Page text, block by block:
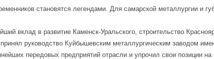
становятся легендами. Для самарской металлургии и
вклад в развитие Каменск-Уральского, строительство
руководство Куйбышевским металлургическим заводом
передовых предприятий отрасли и упрочил свои позиции